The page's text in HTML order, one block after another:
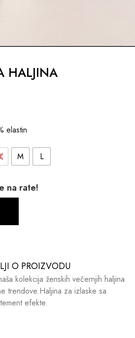
HALJINA
elastin
M L
na rate!
O PROIZVODU​​
kolekcija ženskih večernjih haljina
trendove.Haljina za izlaske sa
efekte.